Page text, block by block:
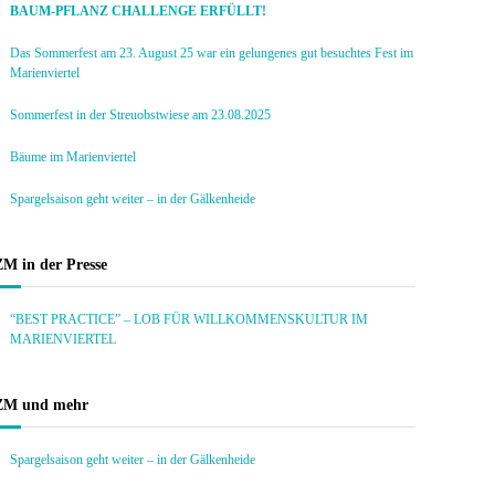
BAUM-PFLANZ CHALLENGE ERFÜLLT!
Das Sommerfest am 23. August 25 war ein gelungenes gut besuchtes Fest im
Marienviertel
Sommerfest in der Streuobstwiese am 23.08.2025
Bäume im Marienviertel
Spargelsaison geht weiter – in der Gälkenheide
in der Presse
“BEST PRACTICE” – LOB FÜR WILLKOMMENSKULTUR IM
MARIENVIERTEL
und mehr
Spargelsaison geht weiter – in der Gälkenheide